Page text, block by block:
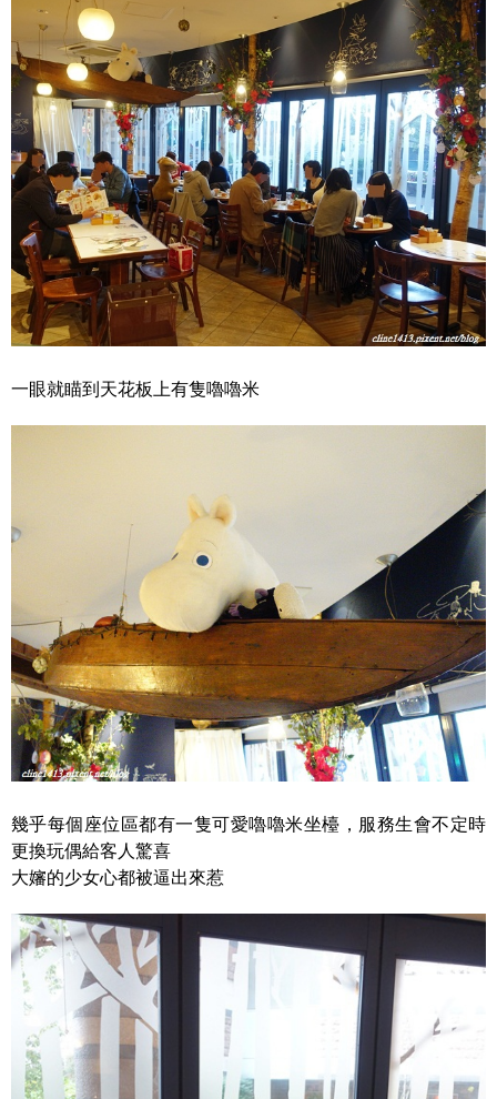
一眼就瞄到天花板上有隻嚕嚕米
幾乎每個座位區都有一隻可愛嚕嚕米坐檯，服務生會不定時
更換玩偶給客人驚喜
大嬸的少女心都被逼出來惹